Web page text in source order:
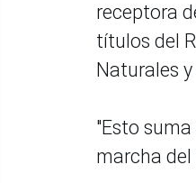
receptora
títulos del
Naturales
"Esto
marcha del